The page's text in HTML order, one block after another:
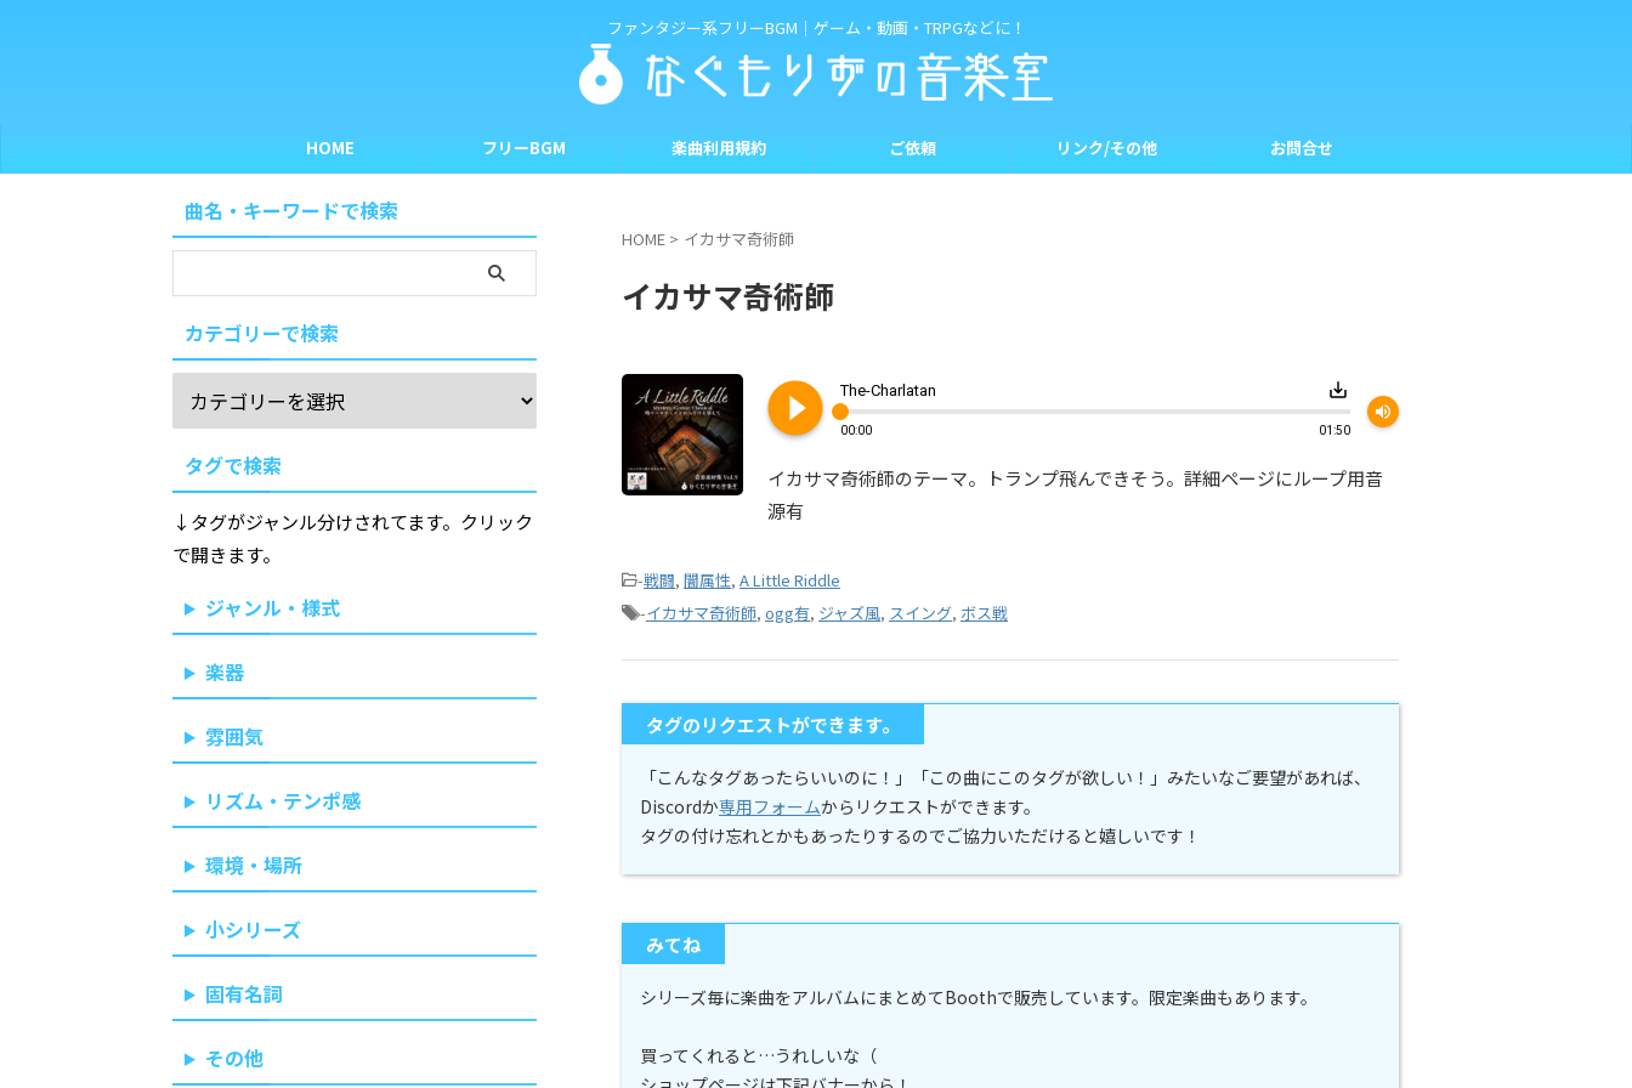
ファンタジー系フリーBGM｜ゲーム・動画・TRPGなどに！
HOME フリーBGM 楽曲利用規約 ご依頼 リンク/その他 お問合せ
HOME > イカサマ奇術師
イカサマ奇術師
play_circle_filled The-Charlatan save_alt
00:00 01:50
volume_up
イカサマ奇術師のテーマ。トランプ飛んできそう。詳細ページにループ用音
源有
-戦闘, 闇属性, A Little Riddle
-イカサマ奇術師, ogg有, ジャズ風, スイング, ボス戦
タグのリクエストができます。
「こんなタグあったらいいのに！」「この曲にこのタグが欲しい！」みたいなご要望があれば、
Discordか専用フォームからリクエストができます。
タグの付け忘れとかもあったりするのでご協力いただけると嬉しいです！
みてね
シリーズ毎に楽曲をアルバムにまとめてBoothで販売しています。限定楽曲もあります。
買ってくれると…うれしいな（
曲名・キーワードで検索
カテゴリーで検索
タグで検索
↓タグがジャンル分けされてます。クリック
で開きます。
ジャンル・様式
楽器
雰囲気
リズム・テンポ感
環境・場所
小シリーズ
固有名詞
その他